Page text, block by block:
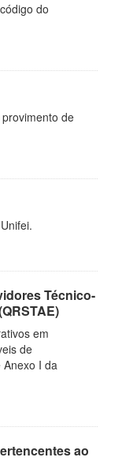
do
de
Técnico-
em
de
Anexo I da
ao